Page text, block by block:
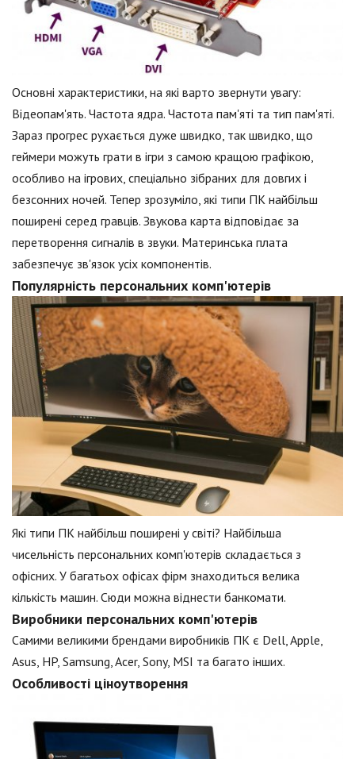
Основні характеристики, на які варто звернути увагу:
Відеопам'ять. Частота ядра. Частота пам'яті та тип пам'яті.
Зараз прогрес рухається дуже швидко, так швидко, що
геймери можуть грати в ігри з самою кращою графікою,
особливо на ігрових, спеціально зібраних для довгих і
безсонних ночей. Тепер зрозуміло, які типи ПК найбільш
поширені серед гравців. Звукова карта відповідає за
перетворення сигналів в звуки. Материнська плата
забезпечує зв'язок усіх компонентів.
Популярність персональних комп'ютерів
Які типи ПК найбільш поширені у світі? Найбільша
чисельність персональних комп'ютерів складається з
офісних. У багатьох офісах фірм знаходиться велика
кількість машин. Сюди можна віднести банкомати.
Виробники персональних комп'ютерів
Самими великими брендами виробників ПК є Dell, Apple,
Asus, HP, Samsung, Acer, Sony, MSI та багато інших.
Особливості ціноутворення